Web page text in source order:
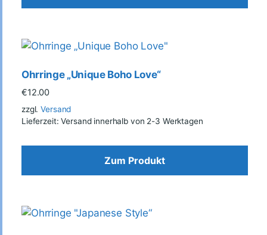
Ohrringe „Unique Boho Love“
€12.00
zzgl.Versand
Lieferzeit: Versand innerhalb von 2-3 Werktagen
Zum Produkt